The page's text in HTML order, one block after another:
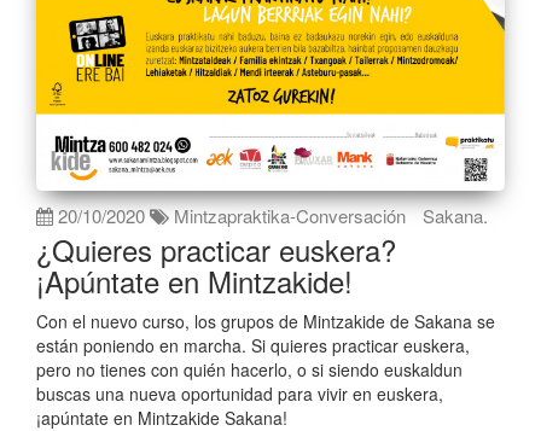
20/10/2020 Mintzapraktika-Conversación Sakana.
¿Quieres practicar euskera?
¡Apúntate en Mintzakide!
Con el nuevo curso, los grupos de Mintzakide de Sakana se
están poniendo en marcha. Si quieres practicar euskera,
pero no tienes con quién hacerlo, o si siendo euskaldun
buscas una nueva oportunidad para vivir en euskera,
¡apúntate en Mintzakide Sakana!